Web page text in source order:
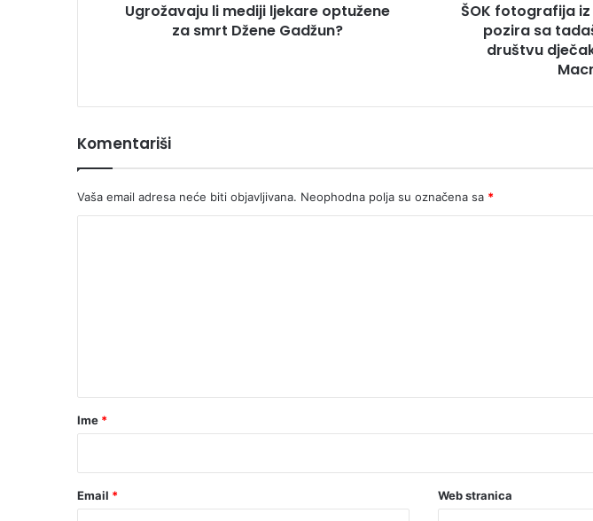
Ugrožavaju li mediji ljekare optužene
za smrt Džene Gadžun?
ŠOK fotografija
pozira sa
društvu
Komentariši
Vaša email adresa neće biti objavljivana. Neophodna polja su označena sa *
r
Ime *
Email * Web stranica